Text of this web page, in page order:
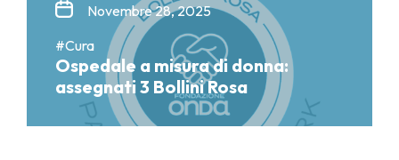
Novembre 28, 2025
#Cura
Ospedale a misura di donna:
assegnati 3 Bollini Rosa